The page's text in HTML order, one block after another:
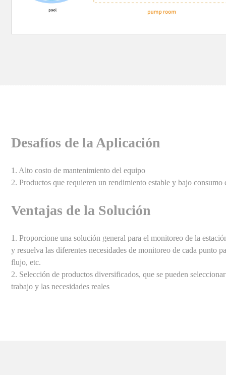
Desafíos de la Aplicación
1. Alto costo de mantenimiento del equipo
2. Productos que requieren un rendimiento estable y bajo consumo
Ventajas de la Solución
1. Proporcione una solución general para el monitoreo de la
y resuelva las diferentes necesidades de monitoreo de cada punto
flujo, etc.
2. Selección de productos diversificados, que se pueden
trabajo y las necesidades reales